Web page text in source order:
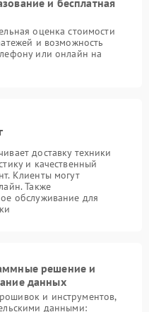
и бесплатная
оценка стоимости
и возможность
или онлайн на
доставку техники
и качественный
Клиенты могут
Также
обслуживание для
решение и
данных
и инструментов,
данными: